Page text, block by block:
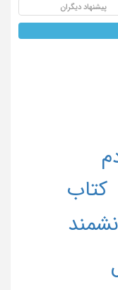
پیشنهاد دیگران
کتاب